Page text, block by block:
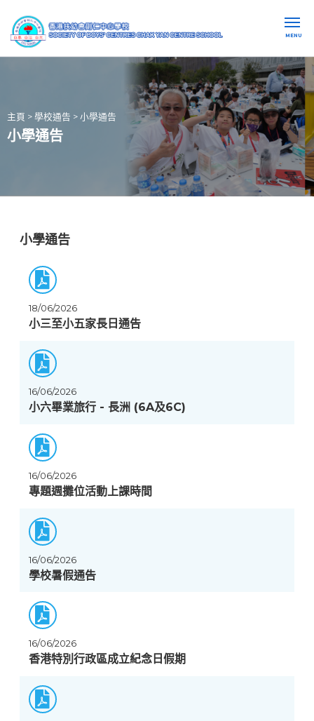
MENU
主頁 > 學校通告 > 小學通告
小學通告
小學通告
18/06/2026
小三至小五家長日通告
16/06/2026
小六畢業旅行 - 長洲 (6A及6C)
16/06/2026
專題週攤位活動上課時間
16/06/2026
學校暑假通告
16/06/2026
香港特別行政區成立紀念日假期